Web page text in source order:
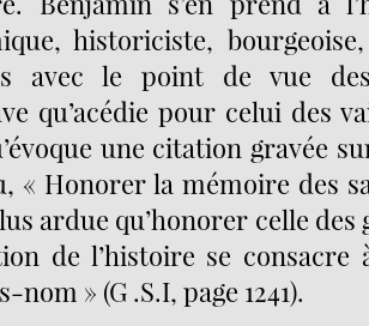
historiciste,
avec le point de vue
qu’acédie pour celui des
une citation gravée
« Honorer la mémoire des
ardue qu’honorer celle des
de l’histoire se consacre
nom » (G .S.I, page 1241).